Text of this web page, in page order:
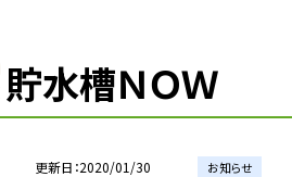
貯水槽ＮＯＷ
更新日 2020/01/30 お知らせ